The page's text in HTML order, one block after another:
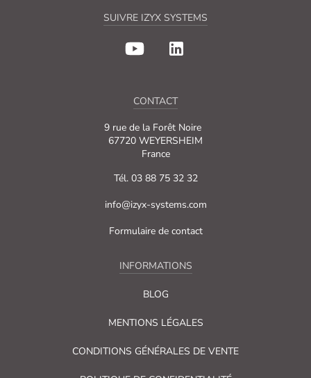
SUIVRE IZYX SYSTEMS
CONTACT
9 rue de la Forêt Noire
67720 WEYERSHEIM
France
Tél. 03 88 75 32 32
info@izyx-systems.com
Formulaire de contact
INFORMATIONS
BLOG
MENTIONS LÉGALES
CONDITIONS GÉNÉRALES DE VENTE